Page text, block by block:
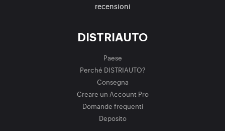
recensioni
DISTRIAUTO
Paese
Perché DISTRIAUTO?
Consegna
Creare un Account Pro
Domande frequenti
Deposito